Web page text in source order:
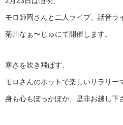
モロ師岡さんと二人ライブ、話音ラ
菊川なぁ〜じゅにて開催します。
寒さを吹き飛ばす、
モロさんのホットで楽しいサラリー
身も心もぽっかぽか、是非お越し下